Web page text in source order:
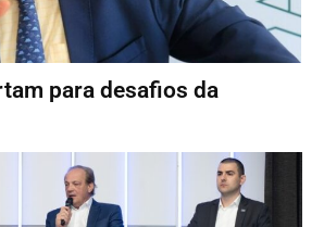
para desafios da